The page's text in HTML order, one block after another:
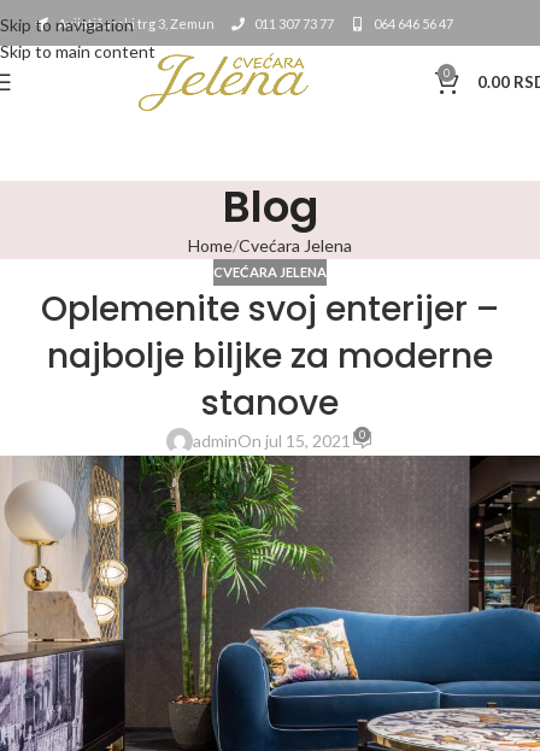
Skip to navigation
Skip to main content
Avijatičarski trg 3, Zemun 011 307 73 77 064 646 56 47
0 0.00
Blog
Home Cvećara Jelena
CVEĆARA JELENA
Oplemenite svoj enterijer –
najbolje biljke za moderne
stanove
adminOn jul 15, 2021 0